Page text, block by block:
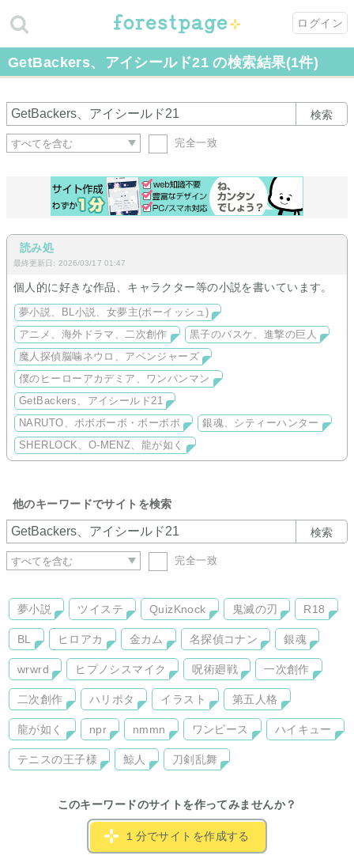
ログイン
GetBackers、アイシールド21 の検索結果(1件)
検索
完全一致
読み処
最終更新日: 2026/03/17 01:47
個人的に好きな作品、キャラクター等の小説を書いています。
夢小説、BL小説、女夢主(ボーイッシュ)
アニメ、海外ドラマ、二次創作
黒子のバスケ、進撃の巨人
魔人探偵脳噛ネウロ、アベンジャーズ
僕のヒーローアカデミア、ワンパンマン
GetBackers、アイシールド21
NARUTO、ボボボーボ・ボーボボ
銀魂、シティーハンター
SHERLOCK、O-MENZ、龍が如く
他のキーワードでサイトを検索
検索
完全一致
夢小説 ツイステ QuizKnock 鬼滅の刃 R18
BL ヒロアカ 金カム 名探偵コナン 銀魂
wrwrd ヒプノシスマイク 呪術廻戦 一次創作
二次創作 ハリポタ イラスト 第五人格
龍が如く npr nmmn ワンピース ハイキュー
テニスの王子様 鯨人 刀剣乱舞
このキーワードのサイトを作ってみませんか？
１分でサイトを作成する